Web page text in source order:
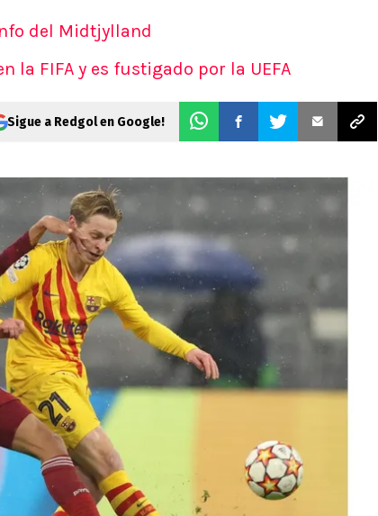
del Midtjylland
la FIFA y es fustigado por la UEFA
Sigue a Redgol en Google!